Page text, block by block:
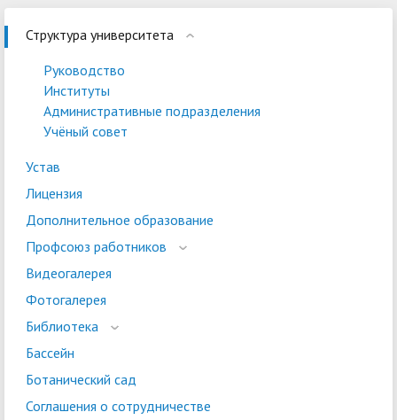
Структура университета
Руководство
Институты
Административные подразделения
Учёный совет
Устав
Лицензия
Дополнительное образование
Профсоюз работников
Видеогалерея
Фотогалерея
Библиотека
Бассейн
Ботанический сад
Соглашения о сотрудничестве